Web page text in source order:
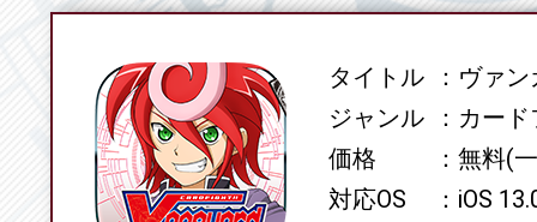
SPECタイトル
ヴァン
ジャンル
カード
価格
無料(
対応OS
iOS